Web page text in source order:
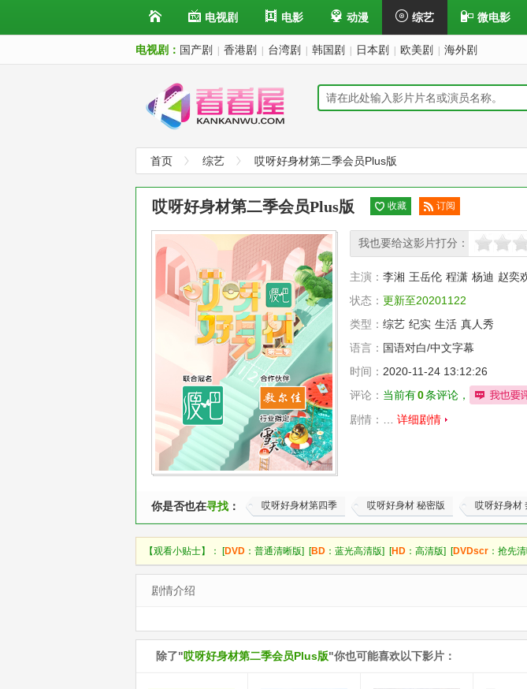
电视剧 电影 动漫 综艺 微电影
电视剧： 国产剧 香港剧 台湾剧 韩国剧 日本剧 欧美剧 海外剧
首页 综艺 哎呀好身材第二季会员Plus版
哎呀好身材第二季会员Plus版 收藏
订阅
阅
我也要给这影片打分：
很差较差 还行推荐 力荐
主演： 李湘 王岳伦 程潇 杨迪 赵奕
状态： 更新至20201122
类型： 综艺 纪实 生活 真人秀
语言： 国语对白/中文字幕
时间： 2020-11-24 13:12:26
评论： 当前有0条评论，
剧情：
详细剧情
你是否也在寻找 ： 哎呀好身材第四季 哎呀好身材 秘密版 哎呀好身材
【观看小贴士】： [DVD ：普通清晰版] [BD ：蓝光高清版] [HD ：高清版] [DVDscr ：抢先
剧情介绍
除了"哎呀好身材第二季会员Plus版"你也可能喜欢以下影片：